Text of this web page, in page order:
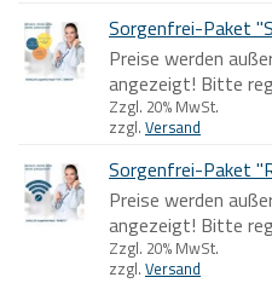
Sorgenfrei-Paket
Preise werden
angezeigt! Bitte
Zzgl. 20% MwSt.
zzgl. Versand
Sorgenfrei-Paket
Preise werden
angezeigt! Bitte
Zzgl. 20% MwSt.
zzgl. Versand